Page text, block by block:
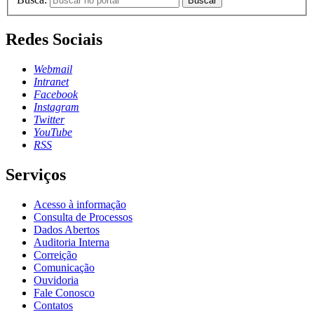
Redes Sociais
Webmail
Intranet
Facebook
Instagram
Twitter
YouTube
RSS
Serviços
Acesso à informação
Consulta de Processos
Dados Abertos
Auditoria Interna
Correição
Comunicação
Ouvidoria
Fale Conosco
Contatos